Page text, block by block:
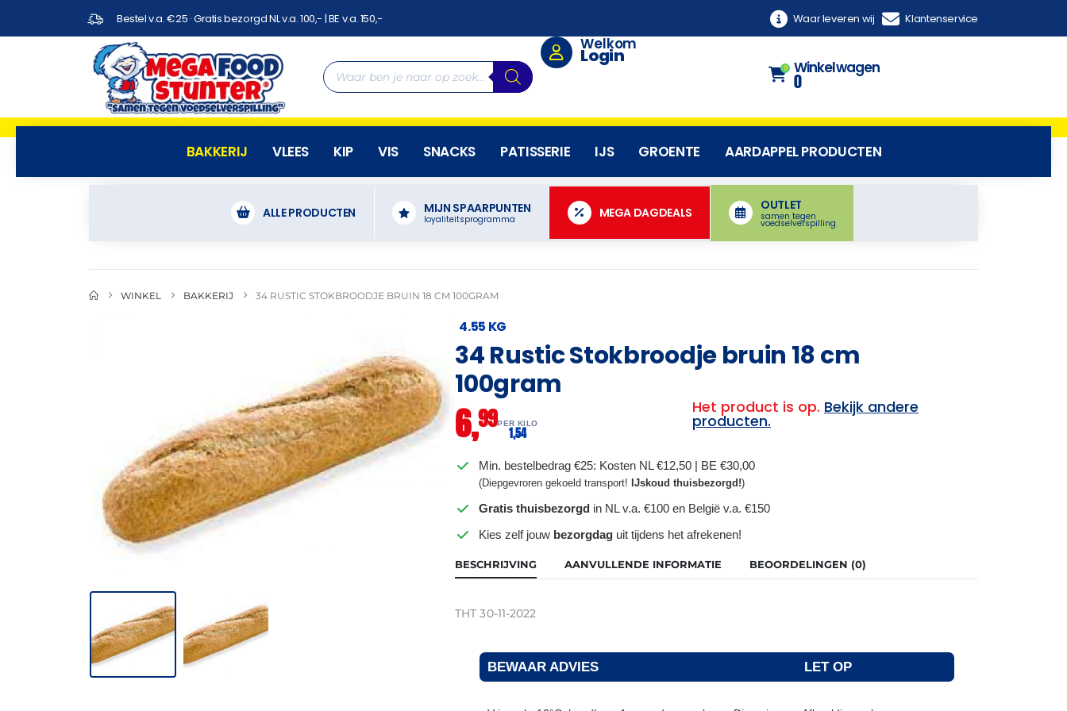
Bestel v.a. €25 · Gratis bezorgd NL v.a. 100,- | BE v.a. 150,- Waar leveren wij Klantenservice
Welkom
Login
0 Winkelwagen
0
BAKKERIJ VLEES KIP VIS SNACKS PATISSERIE IJS GROENTE AARDAPPEL PRODUCTEN
ALLE PRODUCTEN MIJN SPAARPUNTEN
loyaliteitsprogramma MEGA DAGDEALS
OUTLET
samen tegen
voedselverspilling
WINKEL BAKKERIJ 34 RUSTIC STOKBROODJE BRUIN 18 CM 100GRAM
4.55 KG
34 Rustic Stokbroodje bruin 18 cm
100gram
6,99PER KILO
1,54
Het product is op. Bekijk andere
producten.
Min. bestelbedrag €25: Kosten NL €12,50 | BE €30,00
(Diepgevroren gekoeld transport!IJskoud thuisbezorgd!)
Gratis thuisbezorgd in NL v.a. €100 en België v.a. €150
Kies zelf jouw bezorgdag uit tijdens het afrekenen!
BESCHRIJVING AANVULLENDE INFORMATIE BEOORDELINGEN (0)
THT 30-11-2022
BEWAAR ADVIES LET OP